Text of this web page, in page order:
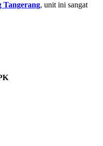
Tangerang, unit ini sangat